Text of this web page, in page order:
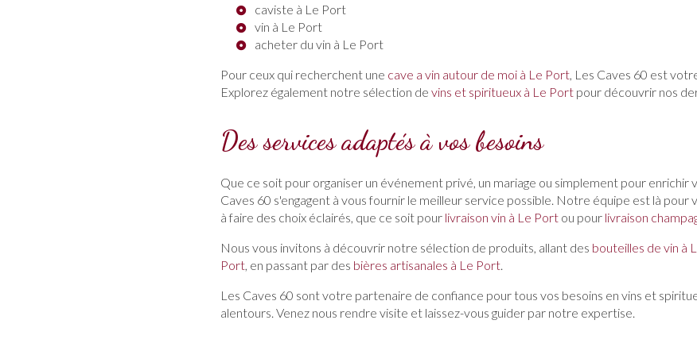
caviste à Le Port
vin à Le Port
acheter du vin à Le Port
Pour ceux qui recherchent une cave a vin autour de moi à Le Port, Les Caves 60 est
Explorez également notre sélection de vins et spiritueux à Le Port pour découvrir nos
Des services adaptés à vos besoins
Que ce soit pour organiser un événement privé, un mariage ou simplement pour enrichir
Caves 60 s'engagent à vous fournir le meilleur service possible. Notre équipe est là pour
à faire des choix éclairés, que ce soit pour livraison vin à Le Port ou pour livraison
Nous vous invitons à découvrir notre sélection de produits, allant des bouteilles de vin à
Port, en passant par des bières artisanales à Le Port.
Les Caves 60 sont votre partenaire de confiance pour tous vos besoins en vins et
alentours. Venez nous rendre visite et laissez-vous guider par notre expertise.